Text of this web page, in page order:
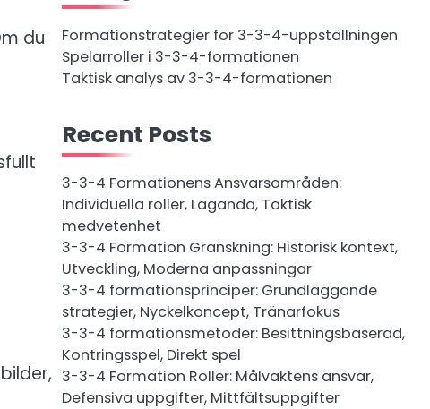
du
Formationstrategier för 3-3-4-uppställningen
Spelarroller i 3-3-4-formationen
Taktisk analys av 3-3-4-formationen
Recent Posts
3-3-4 Formationens Ansvarsområden:
Individuella roller, Laganda, Taktisk
medvetenhet
3-3-4 Formation Granskning: Historisk kontext,
Utveckling, Moderna anpassningar
3-3-4 formationsprinciper: Grundläggande
strategier, Nyckelkoncept, Tränarfokus
3-3-4 formationsmetoder: Besittningsbaserad,
Kontringsspel, Direkt spel
3-3-4 Formation Roller: Målvaktens ansvar,
Defensiva uppgifter, Mittfältsuppgifter